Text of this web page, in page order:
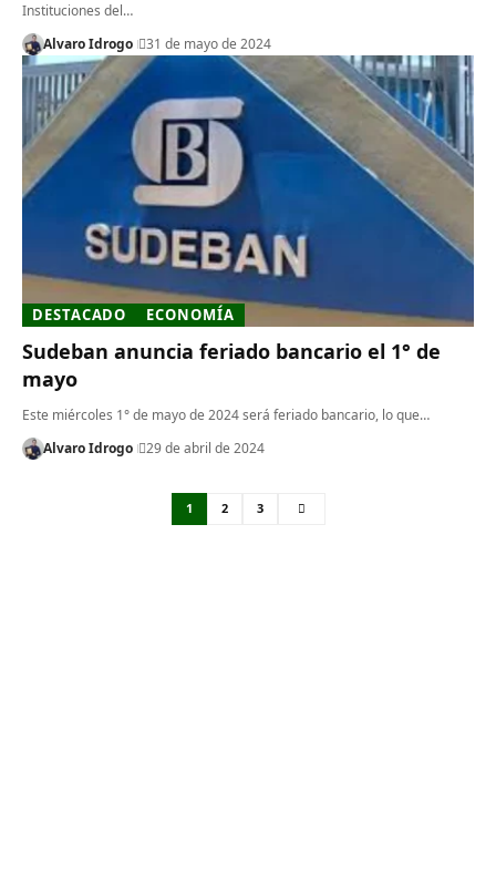
Instituciones del…
Alvaro Idrogo
31 de mayo de 2024
DESTACADO ECONOMÍA
Sudeban anuncia feriado bancario el 1° de
mayo
Este miércoles 1° de mayo de 2024 será feriado bancario, lo que…
Alvaro Idrogo
29 de abril de 2024
1 2 3